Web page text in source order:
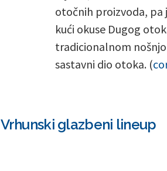
otočnih proizvoda, pa
kući okuse Dugog
tradicionalnom
sastavni dio otoka. (
Vrhunski glazbeni lineup